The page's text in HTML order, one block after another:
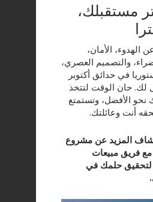
مستقبلك،
الهدوء، الأمان،
والتصميم العصري،
في حدائق أكتوبر
لك. حان الوقت لتتخذ
نحو الأفضل، وتستمتع
أنت وعائلتك.
المزيد عن مشروع
فريق مبيعات
لتحقيق حلمك في